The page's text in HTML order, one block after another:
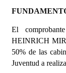
Dictámenes
El
HEINRICH
50% de las
Juventud a